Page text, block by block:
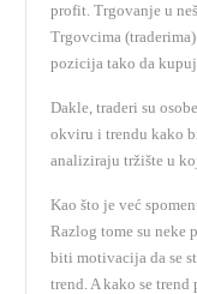
profit. Trgovanje u
Trgovcima
pozicija tako da
Dakle, traderi su
okviru i trendu kako
analiziraju tržište u
Kao što je već
Razlog tome su
biti motivacija da se
trend. A kako se